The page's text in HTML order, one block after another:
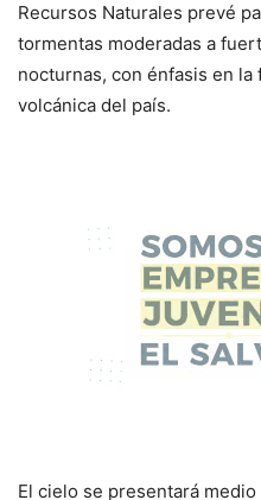
Recursos Naturales prevé
tormentas moderadas a
nocturnas, con énfasis en
volcánica del país.
El cielo se presentará